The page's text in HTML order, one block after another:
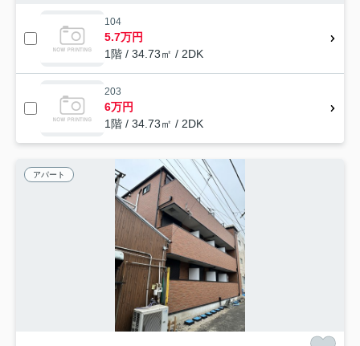
104
5.7万円
1階 / 34.73㎡ / 2DK
203
6万円
1階 / 34.73㎡ / 2DK
アパート